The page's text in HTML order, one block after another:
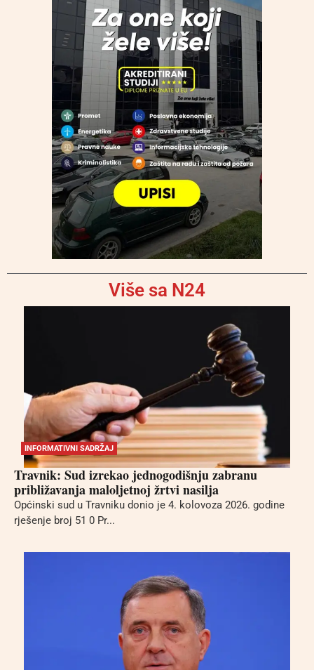
Više sa N24
INFORMATIVNI SADRŽAJ
Travnik: Sud izrekao jednogodišnju zabranu
približavanja maloljetnoj žrtvi nasilja
Općinski sud u Travniku donio je 4. kolovoza 2026. godine
rješenje broj 51 0 Pr...